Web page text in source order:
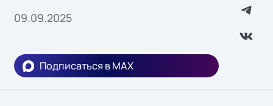
09.09.2025
Подписаться в MAX